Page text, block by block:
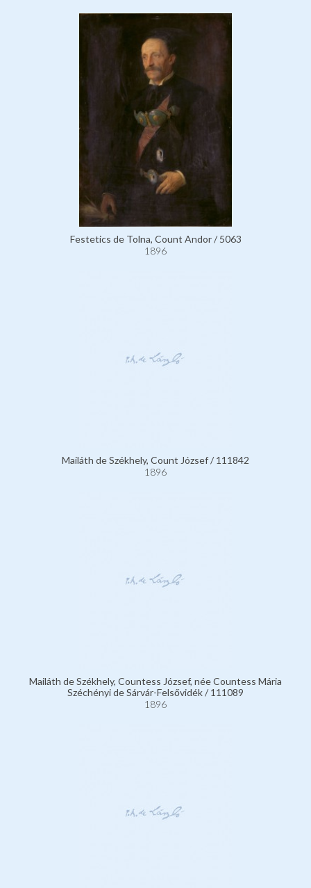
Festetics de Tolna, Count Andor / 5063
1896
Mailáth de Székhely, Count József / 111842
1896
Mailáth de Székhely, Countess József, née Countess Mária
Széchényi de Sárvár-Felsővidék / 111089
1896